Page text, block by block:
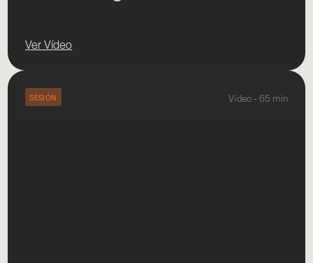
Ver Vídeo
SESIÓN Vídeo - 65 min